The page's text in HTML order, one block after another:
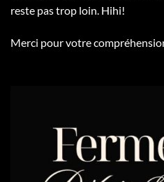
reste pas trop loin. Hihi!
Merci pour votre